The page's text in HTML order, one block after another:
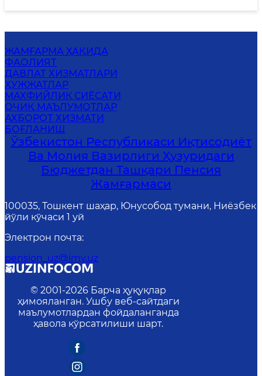
ЖАМҒАРМА ҲАҚИДА
ФАОЛИЯТ
ДАВЛАТ ХИЗМАТЛАРИ
ҲУЖЖАТЛАР
MАХФИЙЛИК СИЁСАТИ
ОЧИҚ МАЪЛУМОТЛАР
АХБОРОТ ХИЗМАТИ
БОҒЛАНИШ
Ўзбекистон Республикаси Иқтисодиёт
Ва Молия Вазирлиги Ҳузуридаги
Бюджетдан Ташқари Пенсия
Жамғармаси
100035, Тошкент шаҳар, Юнусобод тумани, Ниёзбек
йўли кўчаси 1 уй
Электрон почта:
pension_uz@imv.uz
© 2001-2026 Барча ҳуқуқлар
ҳимояланган. Ушбу веб-сайтдаги
маълумотлардан фойдаланганда
ҳавола кўрсатилиши шарт.